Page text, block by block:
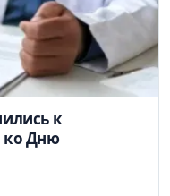
к
ко Дню